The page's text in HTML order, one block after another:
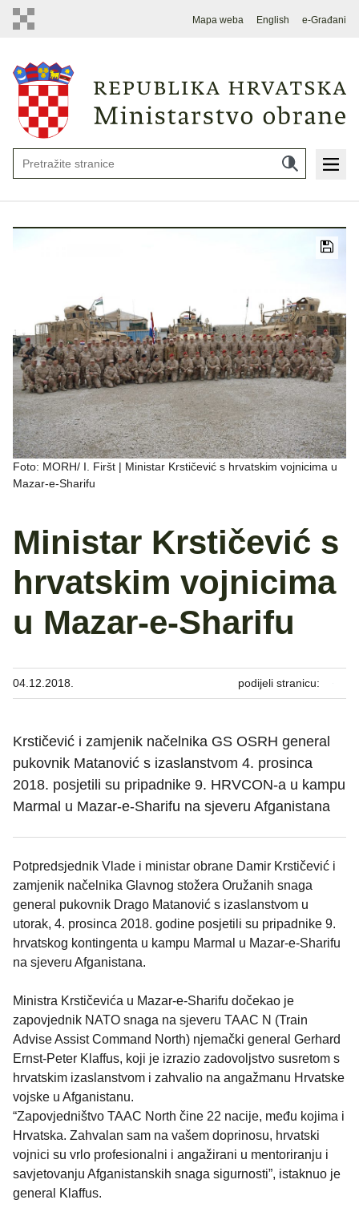
Mapa weba English e-Građani
Foto: MORH/ I. Firšt | Ministar Krstičević s hrvatskim vojnicima u
Mazar-e-Sharifu
Ministar Krstičević s
hrvatskim vojnicima
u Mazar-e-Sharifu
04.12.2018. podijeli stranicu:
Krstičević i zamjenik načelnika GS OSRH general
pukovnik Matanović s izaslanstvom 4. prosinca
2018. posjetili su pripadnike 9. HRVCON-a u kampu
Marmal u Mazar-e-Sharifu na sjeveru Afganistana
Potpredsjednik Vlade i ministar obrane Damir Krstičević i
zamjenik načelnika Glavnog stožera Oružanih snaga
general pukovnik Drago Matanović s izaslanstvom u
utorak, 4. prosinca 2018. godine posjetili su pripadnike 9.
hrvatskog kontingenta u kampu Marmal u Mazar-e-Sharifu
na sjeveru Afganistana.
Ministra Krstičevića u Mazar-e-Sharifu dočekao je
zapovjednik NATO snaga na sjeveru TAAC N (Train
Advise Assist Command North) njemački general Gerhard
Ernst-Peter Klaffus, koji je izrazio zadovoljstvo susretom s
hrvatskim izaslanstvom i zahvalio na angažmanu Hrvatske
vojske u Afganistanu.
“Zapovjedništvo TAAC North čine 22 nacije, među kojima i
Hrvatska. Zahvalan sam na vašem doprinosu, hrvatski
vojnici su vrlo profesionalni i angažirani u mentoriranju i
savjetovanju Afganistanskih snaga sigurnosti”, istaknuo je
general Klaffus.